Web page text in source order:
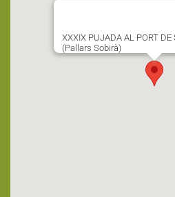
XXXIX PUJADA AL PORT DE
(Pallars Sobirà)